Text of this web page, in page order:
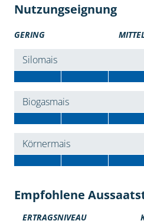
Nutzungseignung
GERING
Silomais
Biogasmais
Körnermais
Empfohlene
ERTRAGSNIVEAU